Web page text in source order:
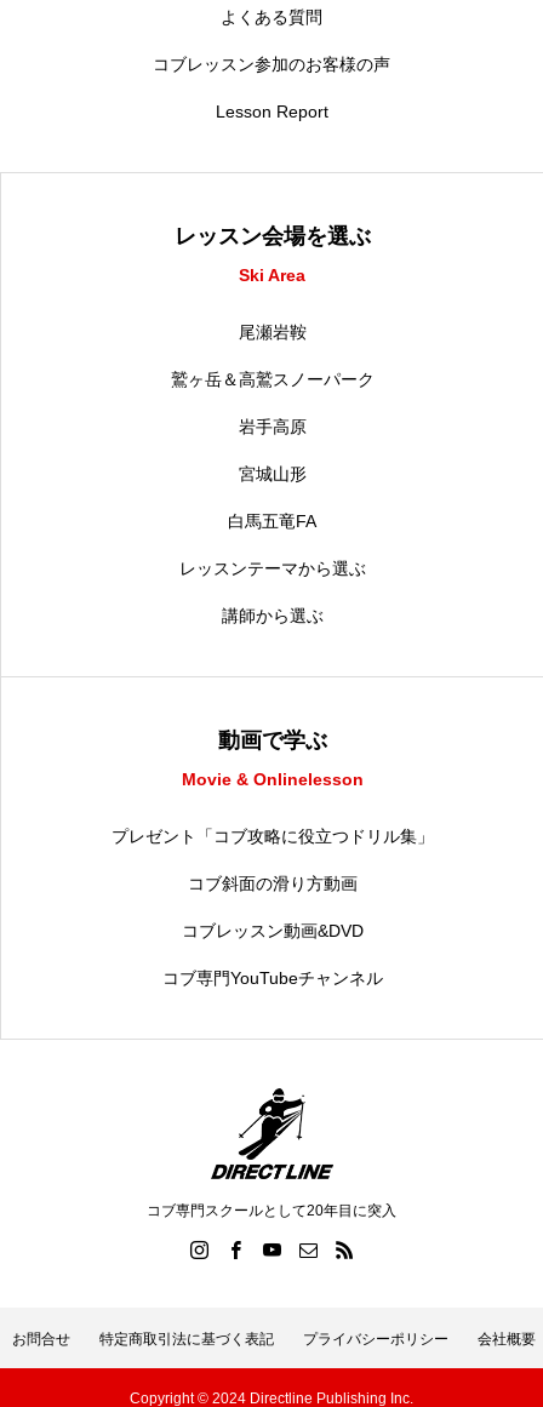
よくある質問
コブレッスン参加のお客様の声
Lesson Report
レッスン会場を選ぶ
Ski Area
尾瀬岩鞍
鷲ヶ岳＆高鷲スノーパーク
岩手高原
宮城山形
白馬五竜FA
レッスンテーマから選ぶ
講師から選ぶ
動画で学ぶ
Movie & Onlinelesson
プレゼント「コブ攻略に役立つドリル集」
コブ斜面の滑り方動画
コブレッスン動画&DVD
コブ専門YouTubeチャンネル
コブ専門スクールとして20年目に突入
お問合せ 特定商取引法に基づく表記 プライバシーポリシー 会社概要
Copyright © 2024 Directline Publishing Inc.